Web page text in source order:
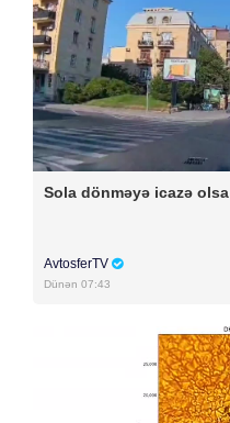
Sola dönməyə icazə olsa
AvtosferTV
Dünən 07:43